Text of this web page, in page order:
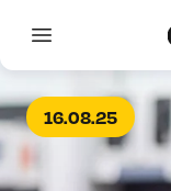
Open main menu
16.08.25